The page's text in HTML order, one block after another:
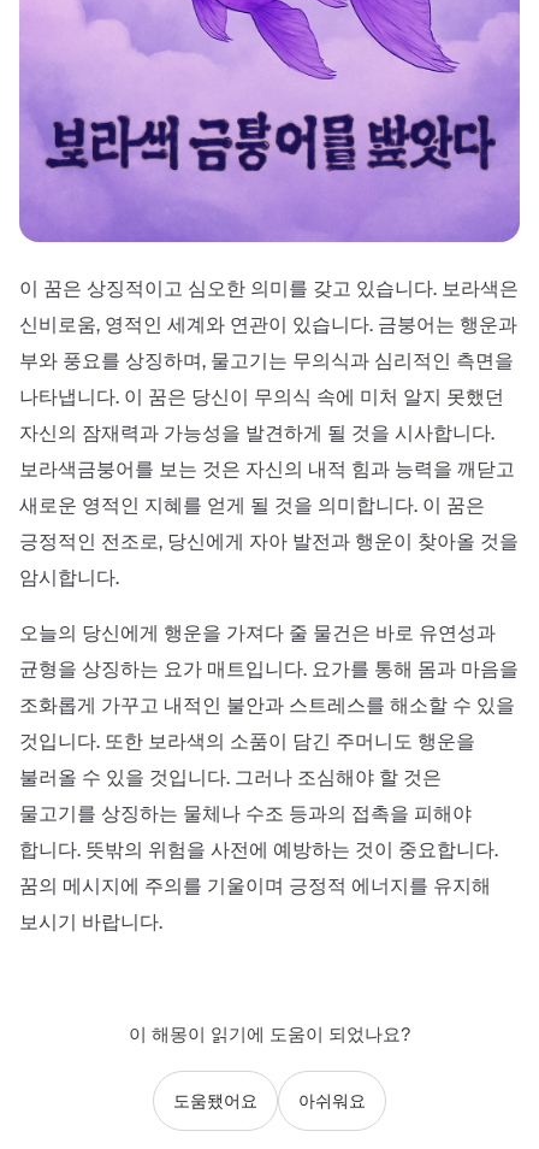
이 꿈은 상징적이고 심오한 의미를 갖고 있습니다. 보라색은
신비로움, 영적인 세계와 연관이 있습니다. 금붕어는 행운과
부와 풍요를 상징하며, 물고기는 무의식과 심리적인 측면을
나타냅니다. 이 꿈은 당신이 무의식 속에 미처 알지 못했던
자신의 잠재력과 가능성을 발견하게 될 것을 시사합니다.
보라색금붕어를 보는 것은 자신의 내적 힘과 능력을 깨닫고
새로운 영적인 지혜를 얻게 될 것을 의미합니다. 이 꿈은
긍정적인 전조로, 당신에게 자아 발전과 행운이 찾아올 것을
암시합니다.
오늘의 당신에게 행운을 가져다 줄 물건은 바로 유연성과
균형을 상징하는 요가 매트입니다. 요가를 통해 몸과 마음을
조화롭게 가꾸고 내적인 불안과 스트레스를 해소할 수 있을
것입니다. 또한 보라색의 소품이 담긴 주머니도 행운을
불러올 수 있을 것입니다. 그러나 조심해야 할 것은
물고기를 상징하는 물체나 수조 등과의 접촉을 피해야
합니다. 뜻밖의 위험을 사전에 예방하는 것이 중요합니다.
꿈의 메시지에 주의를 기울이며 긍정적 에너지를 유지해
보시기 바랍니다.
이 해몽이 읽기에 도움이 되었나요?
도움됐어요 아쉬워요